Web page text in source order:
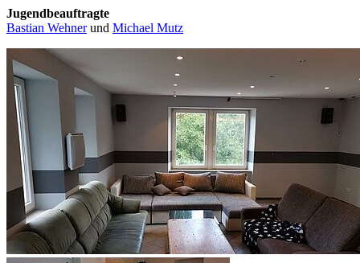
Jugendbeauftragte
Bastian Wehnerund Michael Mutz